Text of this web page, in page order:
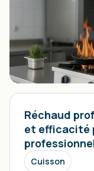
Réchaud
et efficacité
Cuisson